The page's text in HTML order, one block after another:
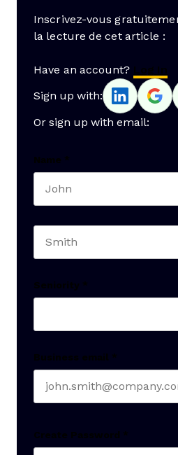
Inscrivez-vous
la lecture de cet article :
Have an account? Log In
Sign up with:
Or sign up with email:
Name *
Seniority *
Business email *
Create Password *